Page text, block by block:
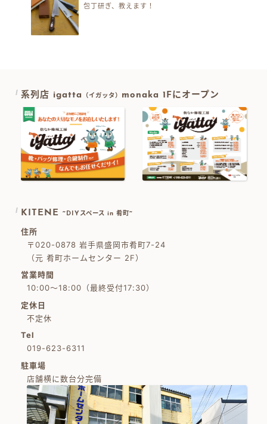
包丁研ぎ、教えます！
系列店 igatta （イガッタ） monaka 1Fにオープン
KITENE ~DIYスペース in 肴町~
住所
〒020-0878 岩手県盛岡市肴町7-24
（元 肴町ホームセンター 2F）
営業時間
10:00～18:00（最終受付17:30）
定休日
不定休
Tel
019-623-6311
駐車場
店舗横に数台分完備